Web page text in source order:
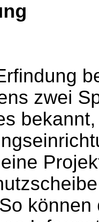
zwei